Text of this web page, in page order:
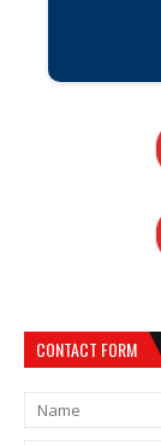
CONTACT FORM